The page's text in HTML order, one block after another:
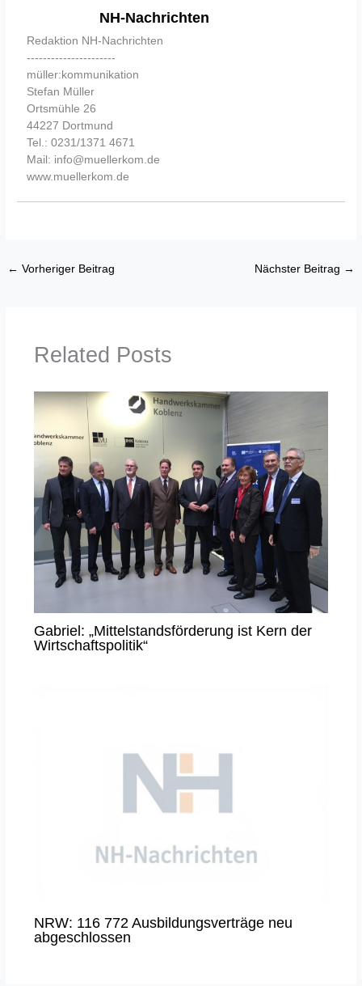
NH-Nachrichten
Redaktion NH-Nachrichten
----------------------
müller:kommunikation
Stefan Müller
Ortsmühle 26
44227 Dortmund
Tel.: 0231/1371 4671
Mail: info@muellerkom.de
www.muellerkom.de
← Vorheriger Beitrag Nächster Beitrag →
Related Posts
Gabriel: „Mittelstandsförderung ist Kern der
Wirtschaftspolitik“
NRW: 116 772 Ausbildungsverträge neu
abgeschlossen